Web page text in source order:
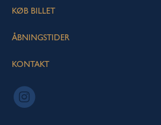
KØB BILLET
ÅBNINGSTIDER
KONTAKT